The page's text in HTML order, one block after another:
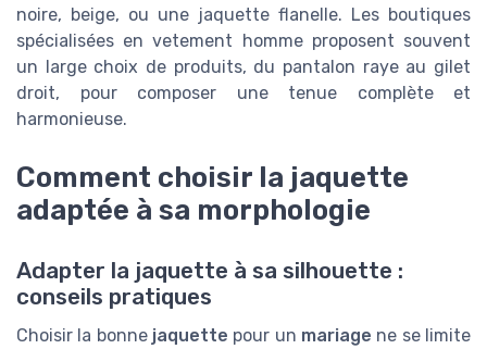
noire, beige, ou une jaquette flanelle. Les boutiques
spécialisées en vetement homme proposent souvent
un large choix de produits, du pantalon raye au gilet
droit, pour composer une tenue complète et
harmonieuse.
Comment choisir la jaquette
adaptée à sa morphologie
Adapter la jaquette à sa silhouette :
conseils pratiques
Choisir la bonne jaquette pour un mariage ne se limite